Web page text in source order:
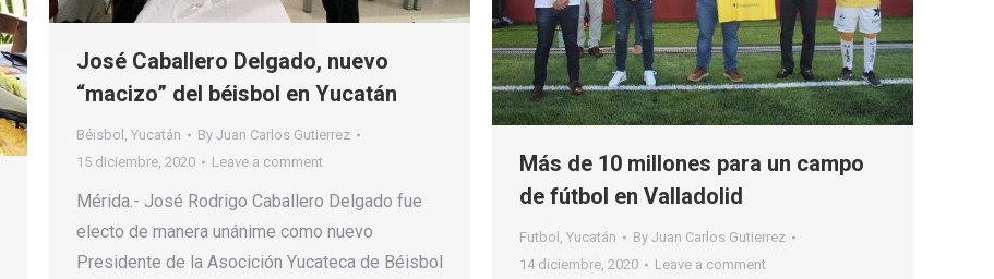
José Caballero Delgado, nuevo
“macizo” del béisbol en Yucatán
Béisbol , Yucatán By Juan Carlos Gutierrez
15 diciembre, 2020
Leave a comment
Mérida.- José Rodrigo Caballero Delgado fue
electo de manera unánime como nuevo
Presidente de la Asocición Yucateca de Béisbol
Más de 10 millones para un campo
de fútbol en Valladolid
Futbol , Yucatán By Juan Carlos Gutierrez
14 diciembre, 2020
Leave a comment